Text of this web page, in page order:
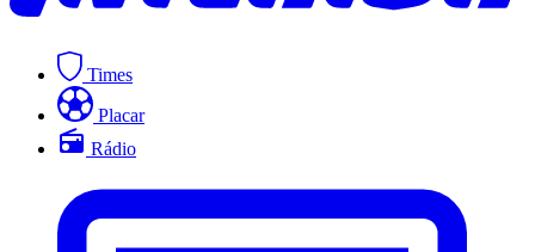
Times
Placar
Rádio